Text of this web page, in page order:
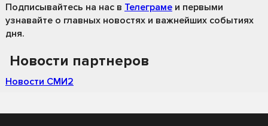
Подписывайтесь на нас в Телеграме и первыми
узнавайте о главных новостях и важнейших событиях
дня.
Новости партнеров
Новости СМИ2